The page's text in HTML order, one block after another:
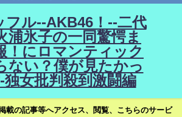
フル--AKB46！--二代
浦氷子の一同驚愕ま
！にロマンティック
ない？僕が見たかっ
独女批判殺到激闘編
載の記事等へアクセス、閲覧、こちらのサービ